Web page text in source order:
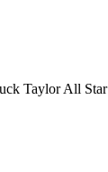
Taylor All Star